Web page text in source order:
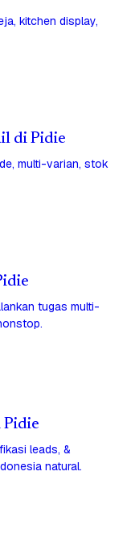
kitchen display,
di Pidie
multi-varian, stok
tugas multi-
Pidie
leads, &
natural.